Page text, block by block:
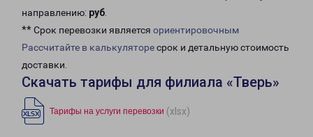
направлению: руб.
** Срок перевозки является ориентировочным
Рассчитайте в калькуляторесрок и детальную стоимость
доставки.
Скачать тарифы для филиала «Тверь»
Тарифы на услуги перевозки (xlsx)